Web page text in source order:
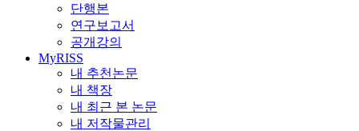
단행본
연구보고서
공개강의
MyRISS
내 추천논문
내 책장
내 최근 본 논문
내 저작물관리